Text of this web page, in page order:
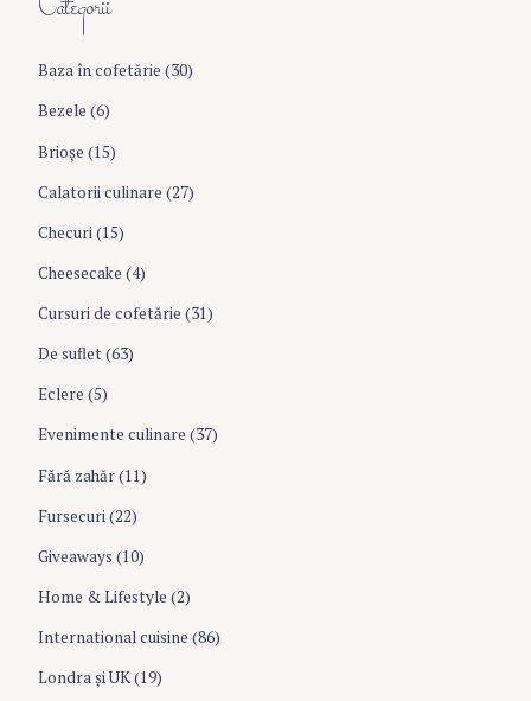
g
a
t
i
o
n
c
o
r
Baza în cofetărie (30)
Bezele (6)
Brioşe (15)
Calatorii culinare (27)
Checuri(15)
Cheesecake (4)
Cursuri de cofetărie (31)
De suflet(63)
Eclere (5)
Evenimente culinare (37)
Fără zahăr(11)
Fursecuri(22)
Giveaways (10)
Home & Lifestyle (2)
International cuisine (86)
Londra şi UK(19)